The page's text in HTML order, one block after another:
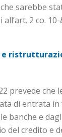
sarebbe
2 co. 10-
prevede che
di entrata
banche e
del credito e